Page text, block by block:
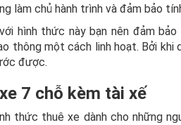
làm chủ hành trình và đảm bảo
hình thức này bạn nên đảm
thông một cách linh hoạt. Bởi
được.
7 chỗ kèm tài xế
thức thuê xe dành cho những